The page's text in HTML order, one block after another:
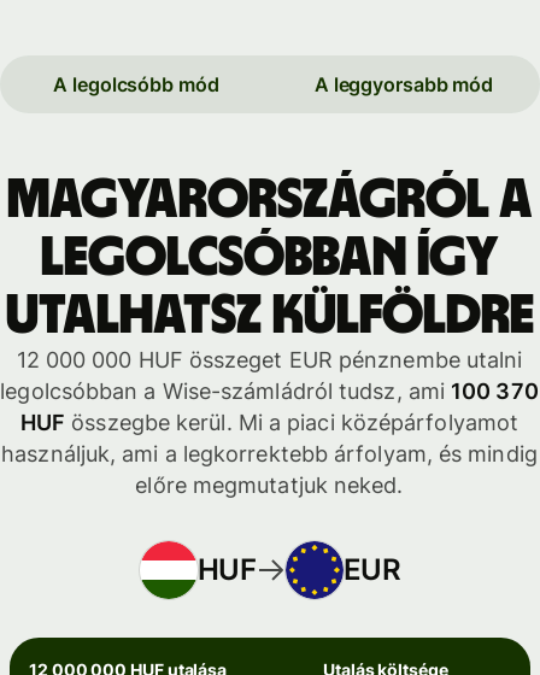
A legolcsóbb mód A leggyorsabb mód
Magyarországról a
legolcsóbban így
utalhatsz külföldre
12 000 000 HUF összeget EUR pénznembe utalni
legolcsóbban a Wise-számládról tudsz, ami 100 370
HUF összegbe kerül. Mi a piaci középárfolyamot
használjuk, ami a legkorrektebb árfolyam, és mindig
előre megmutatjuk neked.
HUF EUR
12 000 000 HUF utalása Utalás költsége